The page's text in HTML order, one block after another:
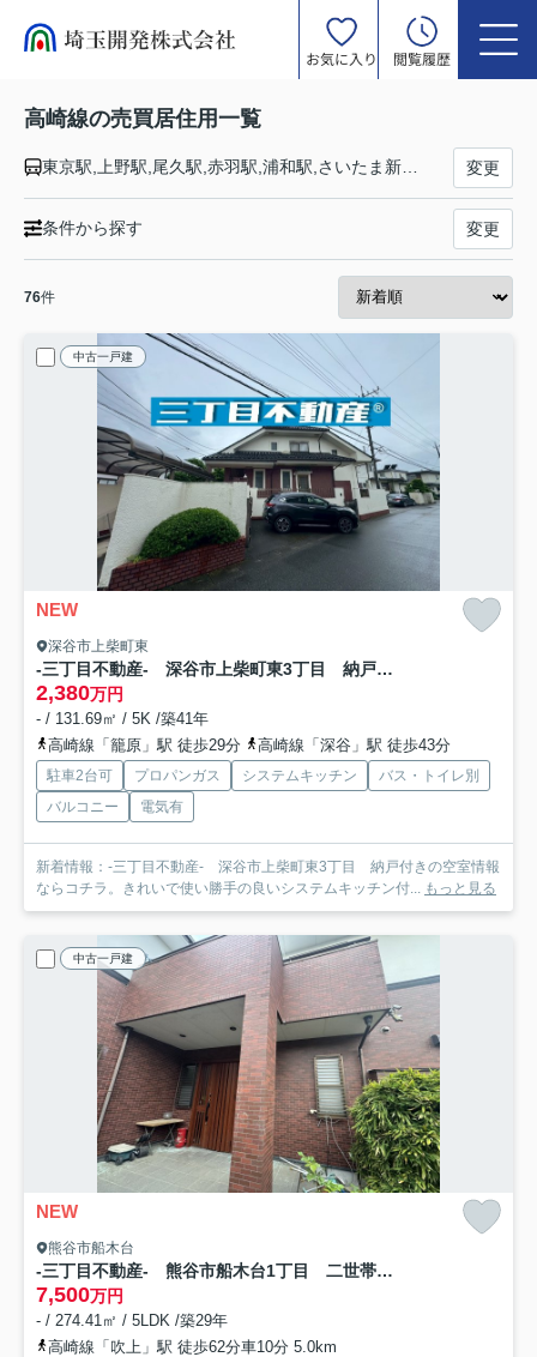
お気に入り 閲覧履歴
高崎線の売買居住用一覧
東京駅,上野駅,尾久駅,赤羽駅,浦和駅,さいたま新都心駅,大宮駅,宮原駅,上尾駅,北上尾駅,桶川駅,北本駅,鴻巣駅,北鴻巣駅,吹上駅,行田駅,熊谷駅,籠原駅,深谷駅,岡部駅,本庄駅,神保原駅,新町駅,倉賀野駅,高崎駅 変更
条件から探す 変更
76件
中古一戸建
NEW
深谷市上柴町東
-三丁目不動産- 深谷市上柴町東3丁目 納戸付き
2,380万円
- / 131.69㎡ / 5K /築41年
高崎線「籠原」駅 徒歩29分
高崎線「深谷」駅 徒歩43分
駐車2台可 プロパンガス システムキッチン
バス・トイレ別
バルコニー
電気有
新着情報：-三丁目不動産- 深谷市上柴町東3丁目 納戸付きの空室情報
ならコチラ。きれいで使い勝手の良いシステムキッチン付...
もっと見る
中古一戸建
NEW
熊谷市船木台
-三丁目不動産- 熊谷市船木台1丁目 二世帯住宅向き
7,500万円
- / 274.41㎡ / 5LDK /築29年
高崎線「吹上」駅 徒歩62分車10分 5.0km